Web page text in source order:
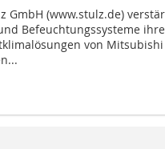
GmbH (www.stulz.de)
Befeuchtungssysteme
von